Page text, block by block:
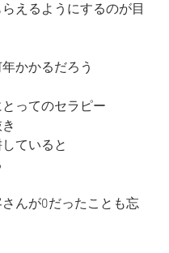
えるようにするのが目
かかるだろう
ってのセラピー
ていると
んが0だったことも忘